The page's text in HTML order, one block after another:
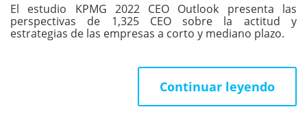
El estudio KPMG 2022 CEO Outlook presenta las
perspectivas de 1,325 CEO sobre la actitud y
estrategias de las empresas a corto y mediano plazo.
Continuar leyendo